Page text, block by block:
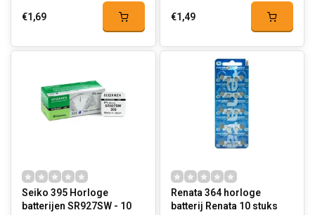
€1,69 €1,49
Seiko 395 Horloge
batterijen SR927SW - 10
Renata 364 horloge
batterij Renata 10 stuks